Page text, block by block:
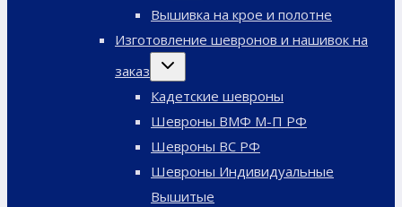
Вышивка на крое и полотне
Изготовление шевронов и нашивок на
заказ
Переключить
Кадетские шевроны
Шевроны ВМФ М-П РФ
Шевроны ВС РФ
Шевроны Индивидуальные
Вышитые